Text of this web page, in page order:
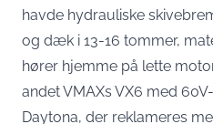
havde hydrauliske
og dæk i 13-16 tommer,
hører hjemme på lette
andet VMAXs VX6 med
Daytona, der reklameres